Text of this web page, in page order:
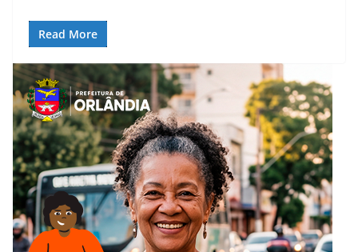
Read More